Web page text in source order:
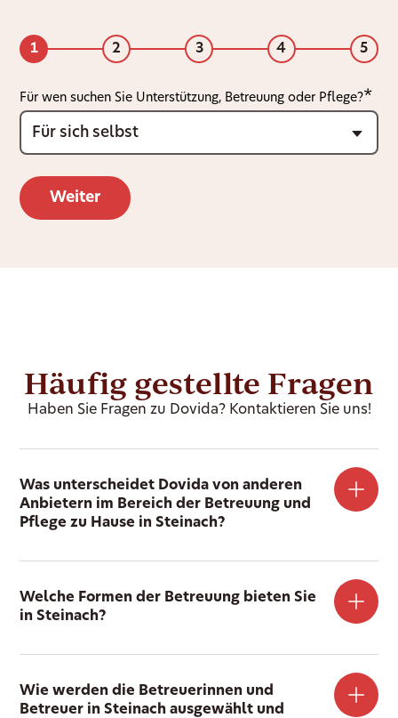
1 2 3 4 5
Für wen suchen Sie Unterstützung, Betreuung oder Pflege?
Häufig gestellte Fragen
Haben Sie Fragen zu Dovida? Kontaktieren Sie uns!
Was unterscheidet Dovida von anderen
Anbietern im Bereich der Betreuung und
Pflege zu Hause in Steinach?
Welche Formen der Betreuung bieten Sie
in Steinach?
Wie werden die Betreuerinnen und
Betreuer in Steinach ausgewählt und